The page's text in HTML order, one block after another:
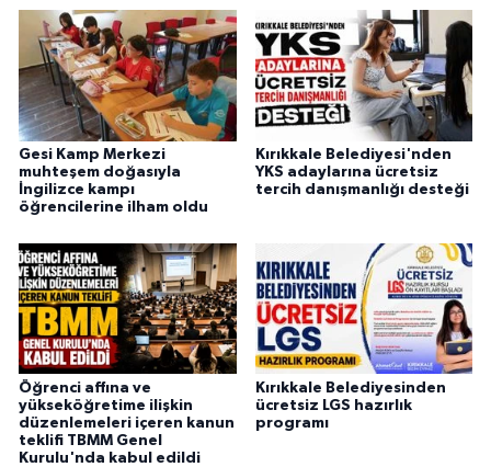
Gesi Kamp Merkezi
muhteşem doğasıyla
İngilizce kampı
öğrencilerine ilham oldu
Kırıkkale Belediyesi'nden
YKS adaylarına ücretsiz
tercih danışmanlığı desteği
Öğrenci affına ve
yükseköğretime ilişkin
düzenlemeleri içeren kanun
teklifi TBMM Genel
Kurulu'nda kabul edildi
Kırıkkale Belediyesinden
ücretsiz LGS hazırlık
programı